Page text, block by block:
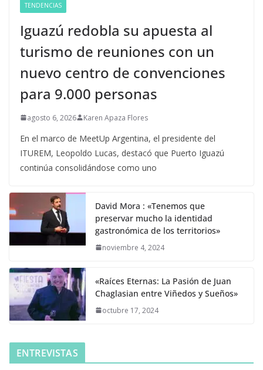
TENDENCIAS
Iguazú redobla su apuesta al
turismo de reuniones con un
nuevo centro de convenciones
para 9.000 personas
agosto 6, 2026 Karen Apaza Flores
En el marco de MeetUp Argentina, el presidente del
ITUREM, Leopoldo Lucas, destacó que Puerto Iguazú
continúa consolidándose como uno
David Mora : «Tenemos que
preservar mucho la identidad
gastronómica de los territorios»
noviembre 4, 2024
«Raíces Eternas: La Pasión de Juan
Chaglasian entre Viñedos y Sueños»
octubre 17, 2024
ENTREVISTAS